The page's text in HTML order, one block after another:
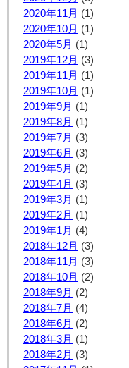
2020年11月 (1)
2020年10月 (1)
2020年5月 (1)
2019年12月 (3)
2019年11月 (1)
2019年10月 (1)
2019年9月 (1)
2019年8月 (1)
2019年7月 (3)
2019年6月 (3)
2019年5月 (2)
2019年4月 (3)
2019年3月 (1)
2019年2月 (1)
2019年1月 (4)
2018年12月 (3)
2018年11月 (3)
2018年10月 (2)
2018年9月 (2)
2018年7月 (4)
2018年6月 (2)
2018年3月 (1)
2018年2月 (3)